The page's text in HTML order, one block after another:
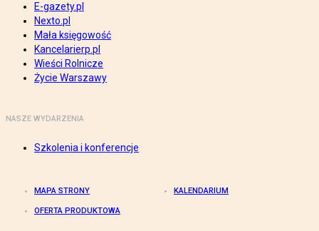
E-gazety.pl
Nexto.pl
Mała księgowość
Kancelarierp.pl
Wieści Rolnicze
Życie Warszawy
NASZE WYDARZENIA
Szkolenia i konferencje
MAPA STRONY KALENDARIUM
OFERTA PRODUKTOWA